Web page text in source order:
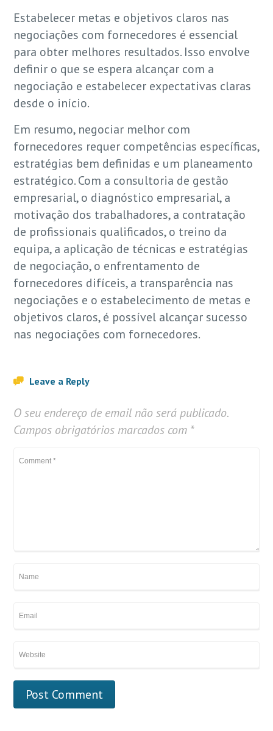
Estabelecer metas e objetivos claros nas
negociações com fornecedores é essencial
para obter melhores resultados. Isso envolve
definir o que se espera alcançar com a
negociação e estabelecer expectativas claras
desde o início.
Em resumo, negociar melhor com
fornecedores requer competências específicas,
estratégias bem definidas e um planeamento
estratégico. Com a consultoria de gestão
empresarial, o diagnóstico empresarial, a
motivação dos trabalhadores, a contratação
de profissionais qualificados, o treino da
equipa, a aplicação de técnicas e estratégias
de negociação, o enfrentamento de
fornecedores difíceis, a transparência nas
negociações e o estabelecimento de metas e
objetivos claros, é possível alcançar sucesso
nas negociações com fornecedores.
Leave a Reply
O seu endereço de email não será publicado.
Campos obrigatórios marcados com *